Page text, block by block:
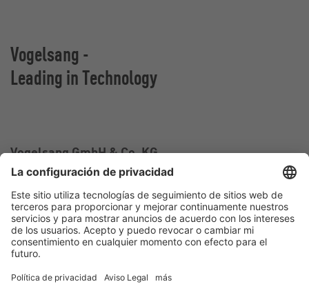
Vogelsang -
Leading in Technology
Vogelsang GmbH & Co. KG
Holthoege 10-14
49632 Essen (Oldenburg)
Alemania
Contacto